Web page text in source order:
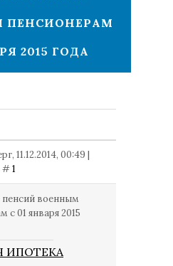
ПЕНСИОНЕРАМ
2015 ГОДА
11.12.2014, 00:49 |
#1
военным
с 01 января 2015
ИПОТЕКА